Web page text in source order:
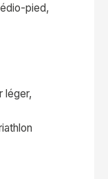
pied,
léger,